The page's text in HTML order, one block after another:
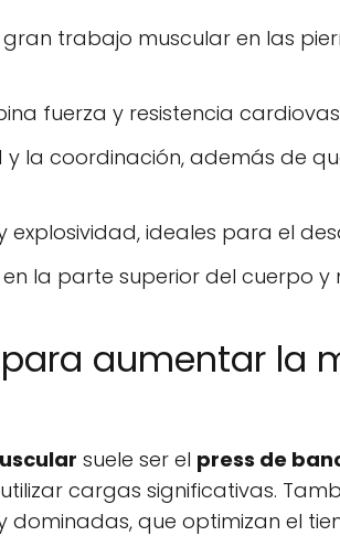
trabajo muscular en las
fuerza y resistencia
la coordinación, además de
explosividad, ideales para el
la parte superior del cuerpo y
aumentar la
suele ser el press de
cargas significativas.
dominadas, que optimizan el